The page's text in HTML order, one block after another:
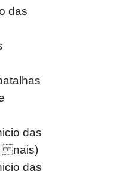
das
das
nais)
das